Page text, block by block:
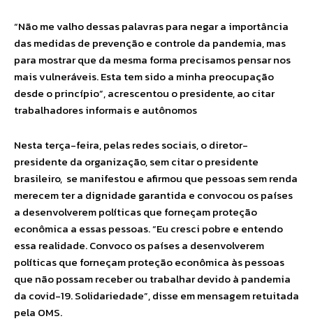
“Não me valho dessas palavras para negar a importância
das medidas de prevenção e controle da pandemia, mas
para mostrar que da mesma forma precisamos pensar nos
mais vulneráveis. Esta tem sido a minha preocupação
desde o princípio”, acrescentou o presidente, ao citar
trabalhadores informais e autônomos
Nesta terça-feira, pelas redes sociais, o diretor-
presidente da organização, sem citar o presidente
brasileiro, se manifestou e afirmou que pessoas sem renda
merecem ter a dignidade garantida e convocou os países
a desenvolverem políticas que forneçam proteção
econômica a essas pessoas. “Eu cresci pobre e entendo
essa realidade. Convoco os países a desenvolverem
políticas que forneçam proteção econômica às pessoas
que não possam receber ou trabalhar devido à pandemia
da covid-19. Solidariedade”, disse em mensagem retuitada
pela OMS.